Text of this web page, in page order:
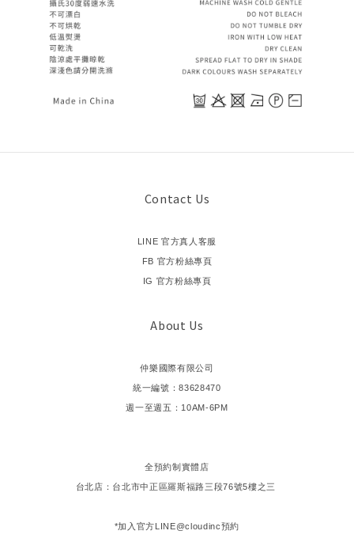
Contact Us
LINE 官方真人客服
FB 官方粉絲專頁
IG 官方粉絲專頁
About Us
仲樂國際有限公司
統一編號：83628470
週一至週五：10AM-6PM
全預約制實體店
台北店：台北市中正區羅斯福路三段76號5樓之三
*加入官方LINE@cloudinc預約